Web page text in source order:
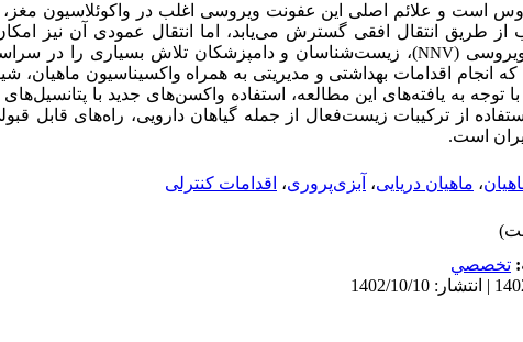
است و علائم اصلی این عفونت ویروسی اغلب در واکوئلاسیون
از طریق انتقال افقی گسترش مییابد، اما انتقال عمودی آن نیز
(
NNV)، زیستشناسان و دامپزشکان تلاش بسیاری را در سراسر
انجام اقدامات بهداشتی و مدیریتی به همراه واکسیناسیون ماهیان،
به یافتههای این مطالعه، استفاده واکسنهای جدید با پتانسیلهای
از ترکیبات زیستفعال از جمله گیاهان دارویی، راههای قابل
است.
، ماهیان دریایی، آبزی‌‌پروری، اقدامات کنترلی
تخصصي